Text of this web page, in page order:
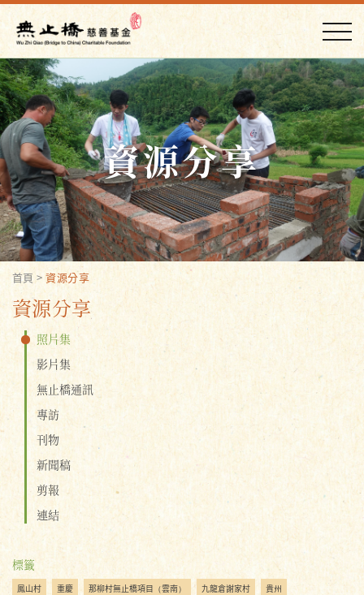
資源分享
首頁 >資源分享
資源分享
照片集
影片集
無止橋通訊
專訪
刊物
新聞稿
剪報
連結
標籤
鳳山村 重慶 那柳村無止橋項目（雲南） 九龍倉謝家村 貴州